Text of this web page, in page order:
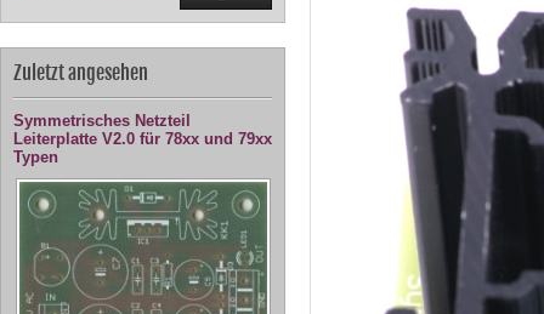
Zuletzt angesehen
Symmetrisches Netzteil
Leiterplatte V2.0 für 78xx und 79xx
Typen